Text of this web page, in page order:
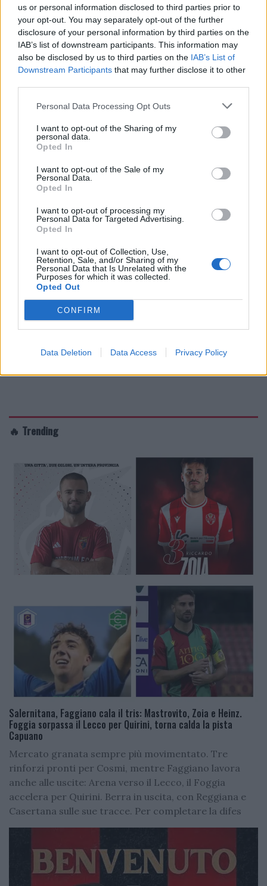
us or personal information disclosed to third parties prior to
your opt-out. You may separately opt-out of the further
disclosure of your personal information by third parties on the
IAB’s list of downstream participants. This information may
also be disclosed by us to third parties on the IAB’s List of
Downstream Participants that may further disclose it to other
Personal Data Processing Opt Outs
I want to opt-out of the Sharing of my
personal data.
Opted In
I want to opt-out of the Sale of my
Personal Data.
Opted In
I want to opt-out of processing my
Personal Data for Targeted Advertising.
Opted In
I want to opt-out of Collection, Use,
Retention, Sale, and/or Sharing of my
Personal Data that Is Unrelated with the
Purposes for which it was collected.
Opted Out
CONFIRM
Data Deletion Data Access Privacy Policy
🔥 Trending
Salernitana, Faggiano cala il tris: Mastrovito, Zoia e Heinz.
Foggia sorpassa il Lecco per Quirini, torna calda la pista
Capuano
Mercato granata sempre più movimentato. Tre
rinforzi pronti per Cosmi, mentre Faggiano lavora
anche alle uscite: Arena verso il Lecco, il Foggia
accelera per Quirini. Berra in uscita, con Reggiana e
Casertana sulle sue tracce. Per completare la difes